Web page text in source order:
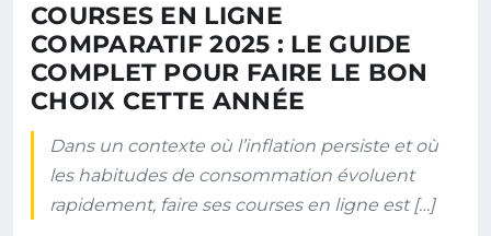
COURSES EN LIGNE
COMPARATIF 2025 : LE GUIDE
COMPLET POUR FAIRE LE BON
CHOIX CETTE ANNÉE
Dans un contexte où l’inflation persiste et où
les habitudes de consommation évoluent
rapidement, faire ses courses en ligne est […]